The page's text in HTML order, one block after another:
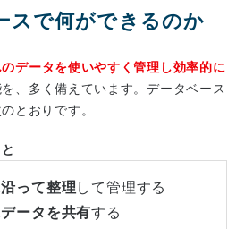
スで何ができるのか
データを使いやすく管理し効率的に
、多く備えています。データベース
とおりです。
って整理 して管理する
ータを共有する